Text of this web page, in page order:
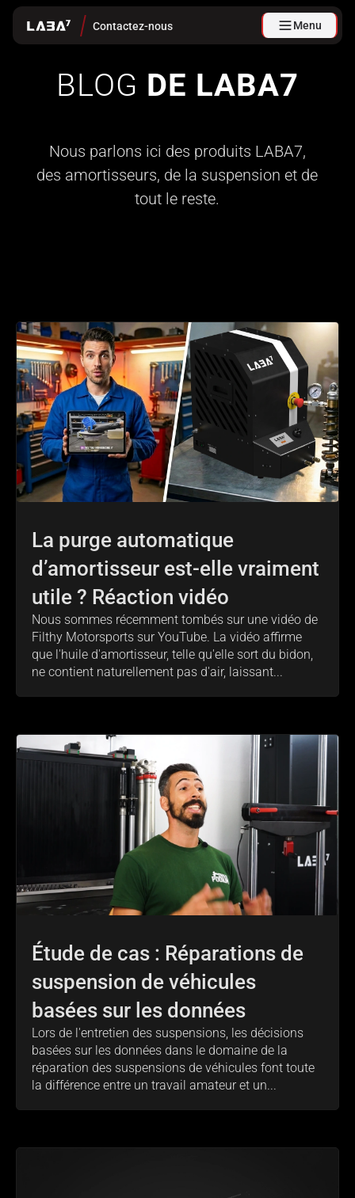
Contactez-nous Menu
BLOG DE LABA7
Nous parlons ici des produits LABA7,
des amortisseurs, de la suspension et de
tout le reste.
La purge automatique
d’amortisseur est-elle vraiment
utile ? Réaction vidéo
Nous sommes récemment tombés sur une vidéo de
Filthy Motorsports sur YouTube. La vidéo affirme
que l'huile d'amortisseur, telle qu'elle sort du bidon,
ne contient naturellement pas d'air, laissant...
Étude de cas : Réparations de
suspension de véhicules
basées sur les données
Lors de l'entretien des suspensions, les décisions
basées sur les données dans le domaine de la
réparation des suspensions de véhicules font toute
la différence entre un travail amateur et un...